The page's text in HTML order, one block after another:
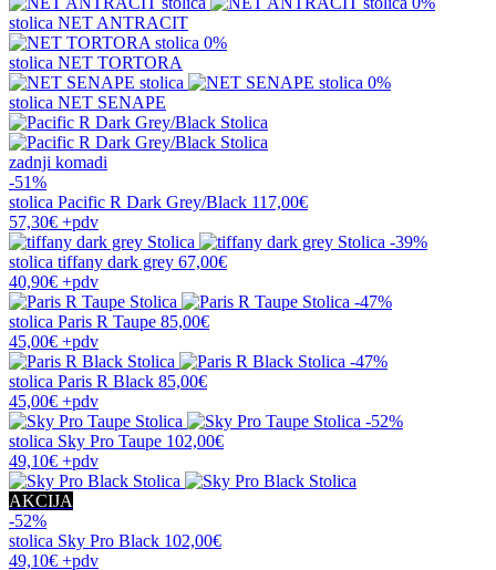
stolica NET ANTRACIT
0%
stolica NET TORTORA
0%
stolica NET SENAPE
zadnji komadi
-51%
stolica Pacific R Dark Grey/Black 117,00€
57,30€ +pdv
-39%
stolica tiffany dark grey 67,00€
40,90€ +pdv
-47%
stolica Paris R Taupe 85,00€
45,00€ +pdv
-47%
stolica Paris R Black 85,00€
45,00€ +pdv
-52%
stolica Sky Pro Taupe 102,00€
49,10€ +pdv
AKCIJA
-52%
stolica Sky Pro Black 102,00€
49,10€ +pdv